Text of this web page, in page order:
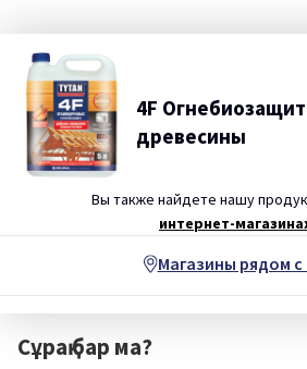
4F
древесины
Вы также найдете нашу
интернет-
Магазины рядом с
Сұрақ бар ма?